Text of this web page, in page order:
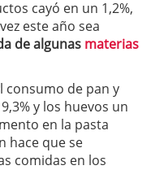
cayó en un 1,2%,
este año sea
de algunas materias
consumo de pan y
y los huevos un
en la pasta
hace que se
comidas en los